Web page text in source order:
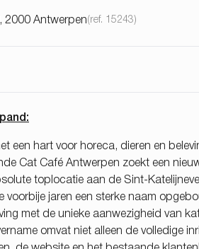
2000 Antwerpen(ref. 15243)
een hart voor horeca, dieren en
Cat Café Antwerpen zoekt een
toplocatie aan de Sint-
voorbije jaren een sterke naam
met de unieke aanwezigheid van
omvat niet alleen de volledige